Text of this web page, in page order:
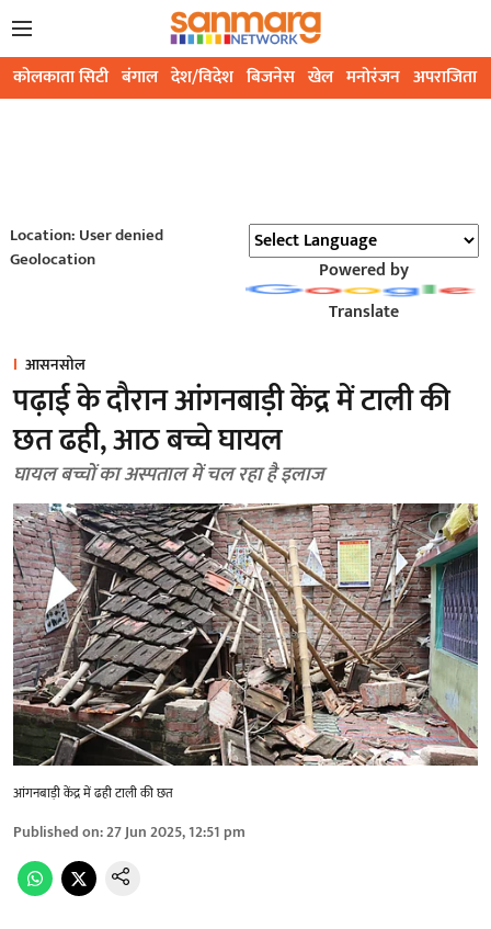
कोलकाता सिटी बंगाल देश/विदेश बिजनेस खेल मनोरंजन अपराजिता
Location: User denied
Geolocation
Powered by
Translate
आसनसोल
पढ़ाई के दौरान आंगनबाड़ी केंद्र में टाली की
छत ढही, आठ बच्चे घायल
घायल बच्चों का अस्पताल में चल रहा है इलाज
आंगनबाड़ी केंद्र में ढही टाली की छत
Published on:27 Jun 2025, 12:51 pm